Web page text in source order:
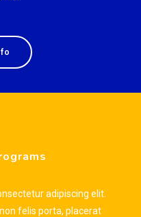
adipiscing elit.
felis porta, placerat